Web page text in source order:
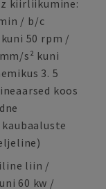
z kiirliikumine:
/ b/c
50 rpm /
s² kuni
3. 5
koos
liin /
60 kw /